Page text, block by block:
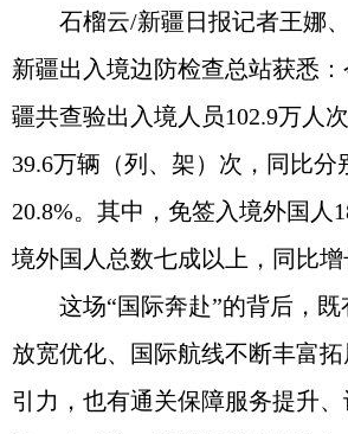
石榴云/新疆日报记者王娜
新疆出入境边防检查总站获悉
疆共查验出入境人员102.9万人
39.6万辆（列、架）次，同比分
20.8%。其中，免签入境外国人
境外国人总数七成以上，同比增
这场“国际奔赴”的背后，
放宽优化、国际航线不断丰富
引力，也有通关保障服务提升